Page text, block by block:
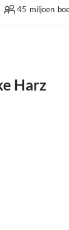
45 miljoen
Harz